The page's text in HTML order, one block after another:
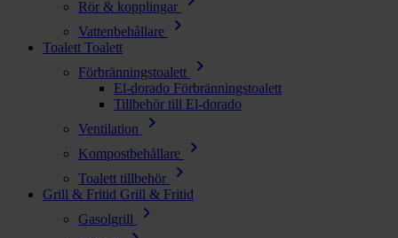
Rör & kopplingar
Vattenbehållare chevron_right
Toalett Toalett
Förbränningstoalett
chevron_right
El-dorado Förbränningstoalett
Tillbehör till El-dorado
Ventilation
chevron_right
Kompostbehållare chevron_right
Toalett tillbehör chevron_right
Grill & Fritid Grill & Fritid
Gasolgrill
chevron_right